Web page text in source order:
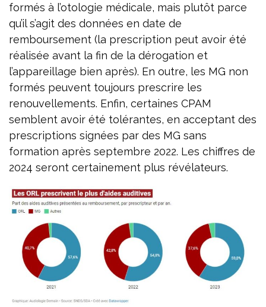
formés à l’otologie médicale, mais plutôt parce
qu’il s’agit des données en date de
remboursement (la prescription peut avoir été
réalisée avant la fin de la dérogation et
l’appareillage bien après). En outre, les MG non
formés peuvent toujours prescrire les
renouvellements. Enfin, certaines CPAM
semblent avoir été tolérantes, en acceptant des
prescriptions signées par des MG sans
formation après septembre 2022. Les chiffres de
2024 seront certainement plus révélateurs.